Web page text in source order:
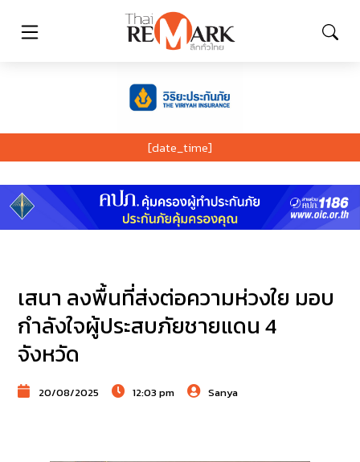
[date_time]
เสนา ลงพื้นที่ส่งต่อความห่วงใย มอบ
กำลังใจผู้ประสบภัยชายแดน 4
จังหวัด
20/08/2025 12:03 pm Sanya